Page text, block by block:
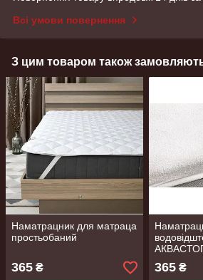
Всі умови повернення
З цим товаром також
Наматрацник для матраца
простьобаний
365 ₴ 365₴